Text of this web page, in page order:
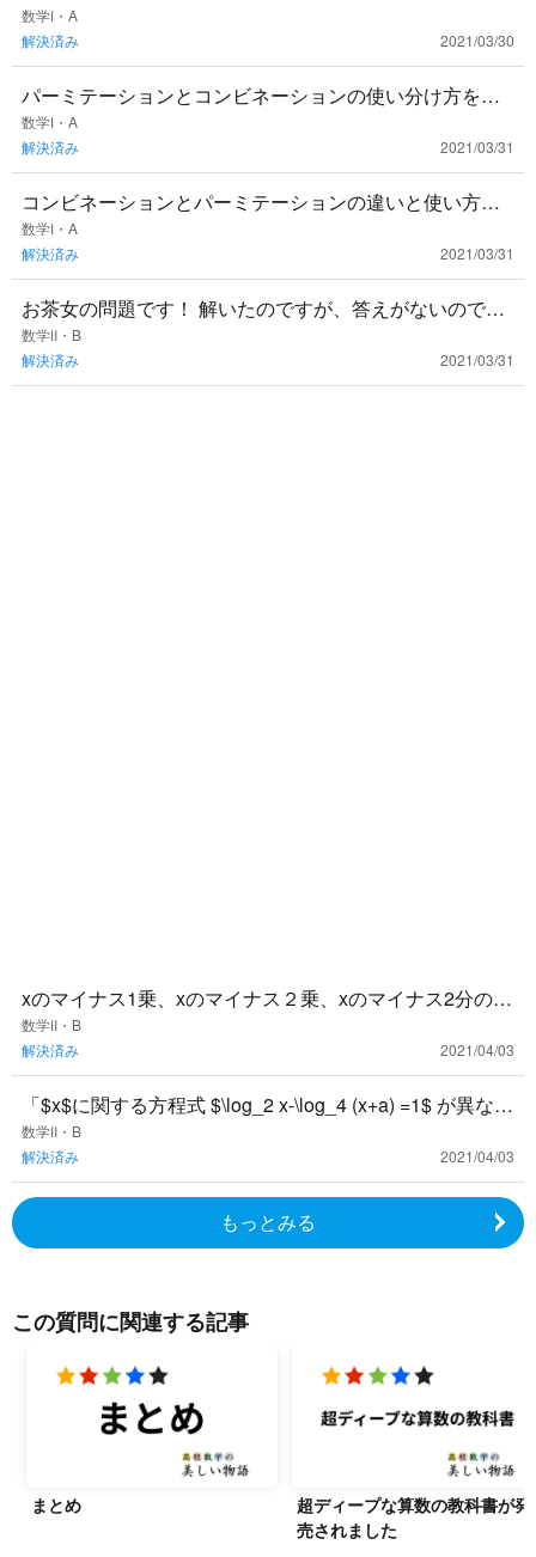
と考えているのですが、いまいち全容を掴むことができ
ていません。どなたか
数学Ⅰ・A
解決済み
2021/03/30
パーミテーションとコンビネーションの使い分け方をど
なたか教えてください。どっちもいけそうな問題の時に
困っています…
数学Ⅰ・A
解決済み
2021/03/31
コンビネーションとパーミテーションの違いと使い方を
教えてください。数学が苦手で教科書を読んでも違いが
よく分かりませんでし
数学Ⅰ・A
解決済み
2021/03/31
お茶女の問題です！ 解いたのですが、答えがないのであ
っているかわかりません 回答解説をお願いします！
数学Ⅱ・B
解決済み
2021/03/31
xのマイナス1乗、xのマイナス２乗、xのマイナス2分の1
乗はどのように表しますか？
数学Ⅱ・B
解決済み
2021/04/03
「$x$に関する方程式 $\log_2 x-\log_4 (x+a) =1$ が異なる
2つの実数気を持つための実数$a$
数学Ⅱ・B
解決済み
2021/04/03
もっとみる
この質問に関連する記事
まとめ
超ディープな算数の教科書が発
売されました